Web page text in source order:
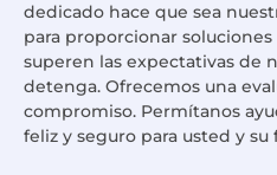
dedicado hace que sea
para proporcionar
superen las expectativas de
detenga. Ofrecemos una
compromiso. Permítanos
feliz y seguro para usted y su